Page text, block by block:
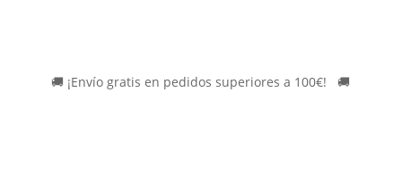
🚚 ¡Envío gratis en pedidos superiores a 100€! 🚚